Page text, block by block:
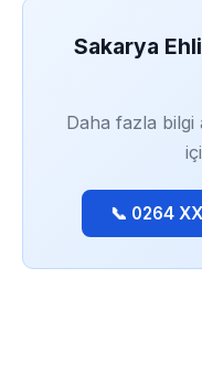
Sakarya
Daha fazla bilgi
📞 0264